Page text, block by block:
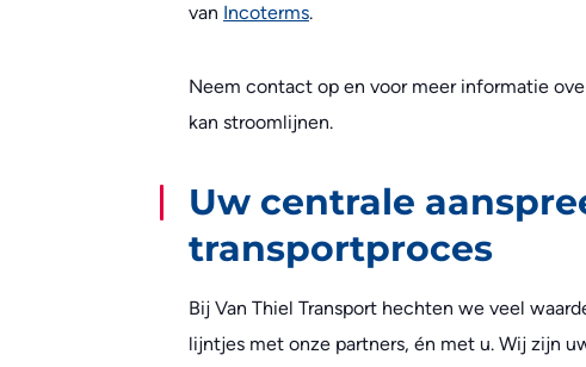
van Incoterms.
Neem contact op en voor meer informatie
kan stroomlijnen.
Uw centrale
transportproces
Bij Van Thiel Transport hechten we veel
lijntjes met onze partners, én met u. Wij zijn